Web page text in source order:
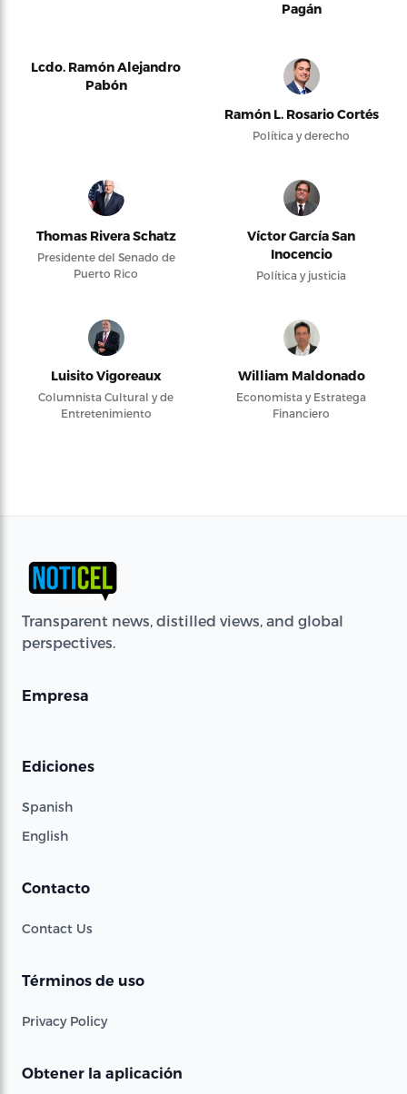
Pagán
Lcdo. Ramón Alejandro
Pabón
Ramón L. Rosario Cortés
Política y derecho
Thomas Rivera Schatz
Presidente del Senado de
Puerto Rico
Víctor García San
Inocencio
Política y justicia
Luisito Vigoreaux
Columnista Cultural y de
Entretenimiento
William Maldonado
Economista y Estratega
Financiero
Transparent news, distilled views, and global
perspectives.
Empresa
Ediciones
Spanish
English
Contacto
Contact Us
Términos de uso
Privacy Policy
Obtener la aplicación